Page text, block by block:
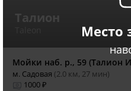
Место
Талион
Мойки наб. р., 59 (Талион
м. Садовая (2.0 км, 27 мин)
1000 ₽